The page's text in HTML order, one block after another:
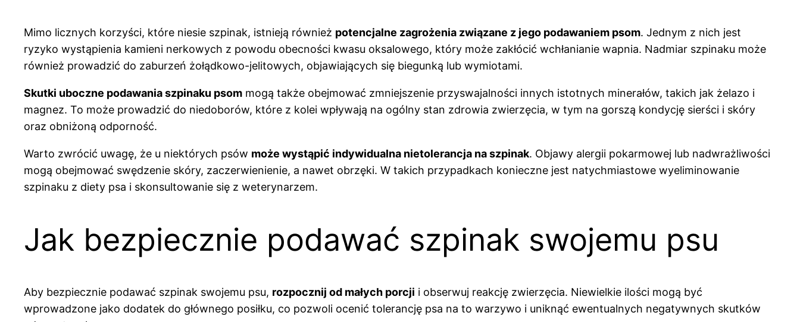
Mimo licznych korzyści, które niesie szpinak, istnieją również potencjalne zagrożenia związane z jego podawaniem psom. Jednym z nich jest
ryzyko wystąpienia kamieni nerkowych z powodu obecności kwasu oksalowego, który może zakłócić wchłanianie wapnia. Nadmiar szpinaku może
również prowadzić do zaburzeń żołądkowo-jelitowych, objawiających się biegunką lub wymiotami.
Skutki uboczne podawania szpinaku psom mogą także obejmować zmniejszenie przyswajalności innych istotnych minerałów, takich jak żelazo i
magnez. To może prowadzić do niedoborów, które z kolei wpływają na ogólny stan zdrowia zwierzęcia, w tym na gorszą kondycję sierści i skóry
oraz obniżoną odporność.
Warto zwrócić uwagę, że u niektórych psów może wystąpić indywidualna nietolerancja na szpinak. Objawy alergii pokarmowej lub nadwrażliwości
mogą obejmować swędzenie skóry, zaczerwienienie, a nawet obrzęki. W takich przypadkach konieczne jest natychmiastowe wyeliminowanie
szpinaku z diety psa i skonsultowanie się z weterynarzem.
Jak bezpiecznie podawać szpinak swojemu psu
Aby bezpiecznie podawać szpinak swojemu psu, rozpocznij od małych porcji i obserwuj reakcję zwierzęcia. Niewielkie ilości mogą być
wprowadzone jako dodatek do głównego posiłku, co pozwoli ocenić tolerancję psa na to warzywo i uniknąć ewentualnych negatywnych skutków